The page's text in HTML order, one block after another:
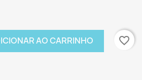
AO CARRINHO favorite_border